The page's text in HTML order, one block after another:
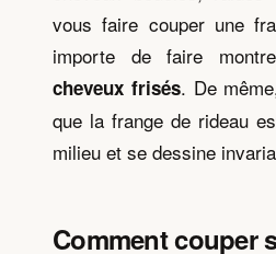
vous faire couper une
importe de faire
cheveux frisés. De
que la frange de rideau
milieu et se dessine
Comment couper